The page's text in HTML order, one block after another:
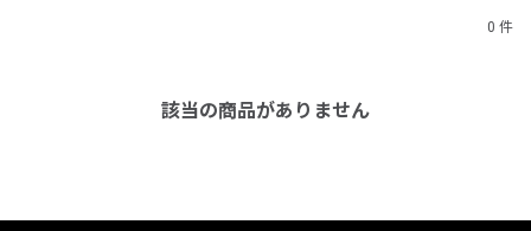
0 件
該当の商品がありません